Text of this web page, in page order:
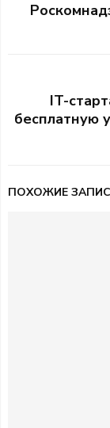
IT-
бесплатную
ПОХОЖИЕ